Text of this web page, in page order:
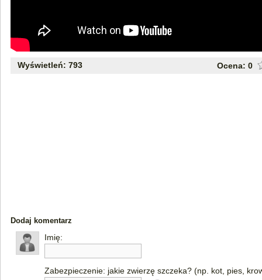
Wyświetleń: 793 Ocena: 0
Dodaj komentarz
Imię:
Zabezpieczenie: jakie zwierzę szczeka? (np. kot, pies,